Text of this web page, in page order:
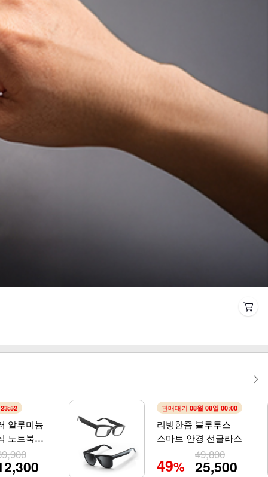
알루미늄
노트북
판매대기 08월 08일 00:00
리빙한줌 블루투스
스마트 안경 선글라스
49%
49,800
25,500